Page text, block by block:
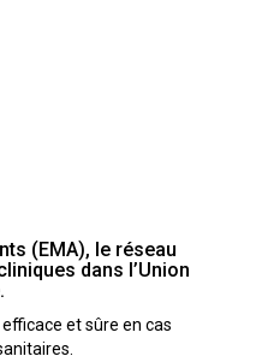
(EMA), le réseau
dans l’Union
et sûre en cas